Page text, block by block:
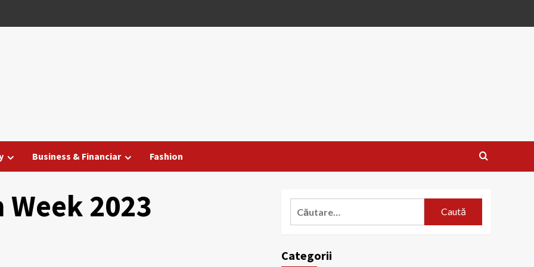
Business & Financiar Fashion
2023
Categorii